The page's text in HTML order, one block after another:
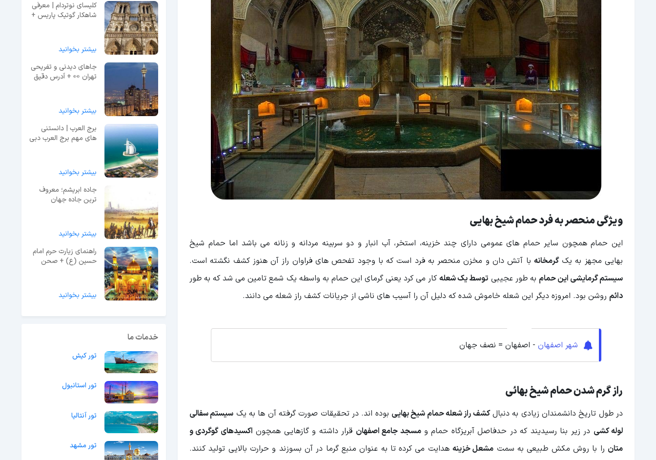
ویژگی منحصر به فرد حمام شیخ بهایی
این حمام همچون سایر حمام های عمومی دارای چند خزینه، استخر، آب انبار و دو سربینه مردانه و زنانه می باشد اما حمام شیخ
بهایی مجهز به یکگرمخانه با آتش دان و مخزن منحصر به فرد است که با وجود تفحص های فراوان راز آن هنوز کشف نگشته است.
سیستم گرمایشی این حمام به طور عجیبی توسط یک شعلهکار می کرد یعنی گرمای این حمام به واسطه یک شمع تامین می شد که به طور
دائم روشن بود. امروزه دیگر این شعله خاموش شده که دلیل آن را آسیب های ناشی از جریانات کشف راز شعله می دانند.
شهر اصفهان - اصفهان = نصف جهان
راز گرم شدن حمام شیخ بهائی
در طول تاریخ دانشمندان زیادی به دنبالکشف راز شعله حمام شیخ بهایی بوده اند. در تحقیقات صورت گرفته آن ها به یک سیستم سفالی
لوله کشی در زیر بنا رسیدیند که در حدفاصل آبریزگاه حمام ومسجد جامع اصفهان قرار داشته و گازهایی همچون اکسیدهای گوگردی و
متان را با روش مکش طبیعی به سمت مشعل خزینههدایت می کرده تا به عنوان منبع گرما در آن بسوزند و حرارت بالایی تولید کنند.
کلیسای نوتردام | معرفی
شاهکار گوتیک پاریس +
بیشتر بخوانید
جاهای دیدنی و تفریحی
تهران 👀 + آدرس دقیق
بیشتر بخوانید
برج العرب | دانستنی
های مهم برج العرب دبی
بیشتر بخوانید
جاده ابریشم؛ معروف
ترین جاده جهان
بیشتر بخوانید
راهنمای زیارت حرم امام
حسین (ع) + صحن
بیشتر بخوانید
خدمات ما
تور کیش
تور استانبول
تور آنتالیا
تور مشهد